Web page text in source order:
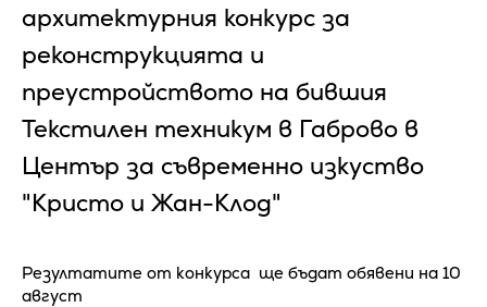
архитектурния конкурс за
реконструкцията и
преустройството на бившия
Текстилен техникум в Габрово в
Център за съвременно изкуство
"Кристо и Жан-Клод"
Резултатите от конкурса ще бъдат обявени на 10
август